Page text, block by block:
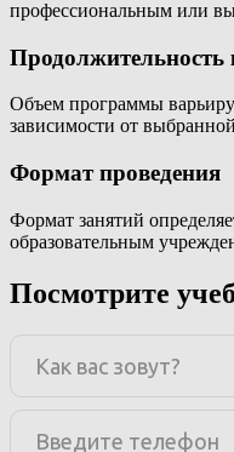
профессиональным или
Продолжительность
Объем программы
зависимости от
Формат проведения
Формат занятий
образовательным
Посмотрите